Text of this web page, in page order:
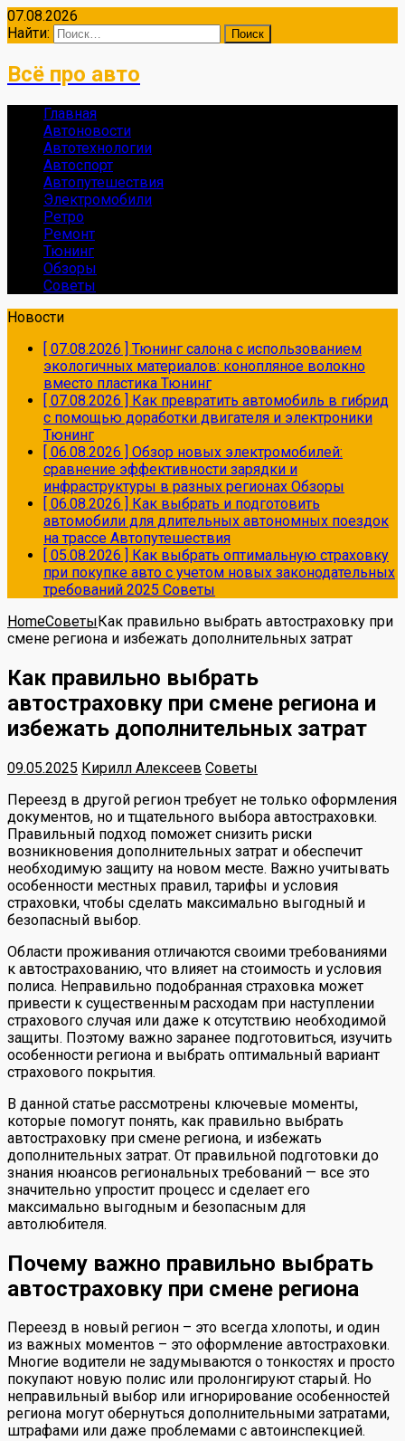
07.08.2026
Найти:
Всё про авто
Главная
Автоновости
Автотехнологии
Автоспорт
Автопутешествия
Электромобили
Ретро
Ремонт
Тюнинг
Обзоры
Советы
Новости
[ 07.08.2026 ] Тюнинг салона с использованием
экологичных материалов: конопляное волокно
вместо пластика Тюнинг
[ 07.08.2026 ] Как превратить автомобиль в гибрид
с помощью доработки двигателя и электроники
Тюнинг
[ 06.08.2026 ] Обзор новых электромобилей:
сравнение эффективности зарядки и
инфраструктуры в разных регионах Обзоры
[ 06.08.2026 ] Как выбрать и подготовить
автомобили для длительных автономных поездок
на трассе Автопутешествия
[ 05.08.2026 ] Как выбрать оптимальную страховку
при покупке авто с учетом новых законодательных
требований 2025 Советы
HomeСоветыКак правильно выбрать автостраховку при
смене региона и избежать дополнительных затрат
Как правильно выбрать
автостраховку при смене региона и
избежать дополнительных затрат
09.05.2025 Кирилл Алексеев Советы
Переезд в другой регион требует не только оформления
документов, но и тщательного выбора автостраховки.
Правильный подход поможет снизить риски
возникновения дополнительных затрат и обеспечит
необходимую защиту на новом месте. Важно учитывать
особенности местных правил, тарифы и условия
страховки, чтобы сделать максимально выгодный и
безопасный выбор.
Области проживания отличаются своими требованиями
к автострахованию, что влияет на стоимость и условия
полиса. Неправильно подобранная страховка может
привести к существенным расходам при наступлении
страхового случая или даже к отсутствию необходимой
защиты. Поэтому важно заранее подготовиться, изучить
особенности региона и выбрать оптимальный вариант
страхового покрытия.
В данной статье рассмотрены ключевые моменты,
которые помогут понять, как правильно выбрать
автостраховку при смене региона, и избежать
дополнительных затрат. От правильной подготовки до
знания нюансов региональных требований — все это
значительно упростит процесс и сделает его
максимально выгодным и безопасным для
автолюбителя.
Почему важно правильно выбрать
автостраховку при смене региона
Переезд в новый регион – это всегда хлопоты, и один
из важных моментов – это оформление автостраховки.
Многие водители не задумываются о тонкостях и просто
покупают новую полис или пролонгируют старый. Но
неправильный выбор или игнорирование особенностей
региона могут обернуться дополнительными затратами,
штрафами или даже проблемами с автоинспекцией.